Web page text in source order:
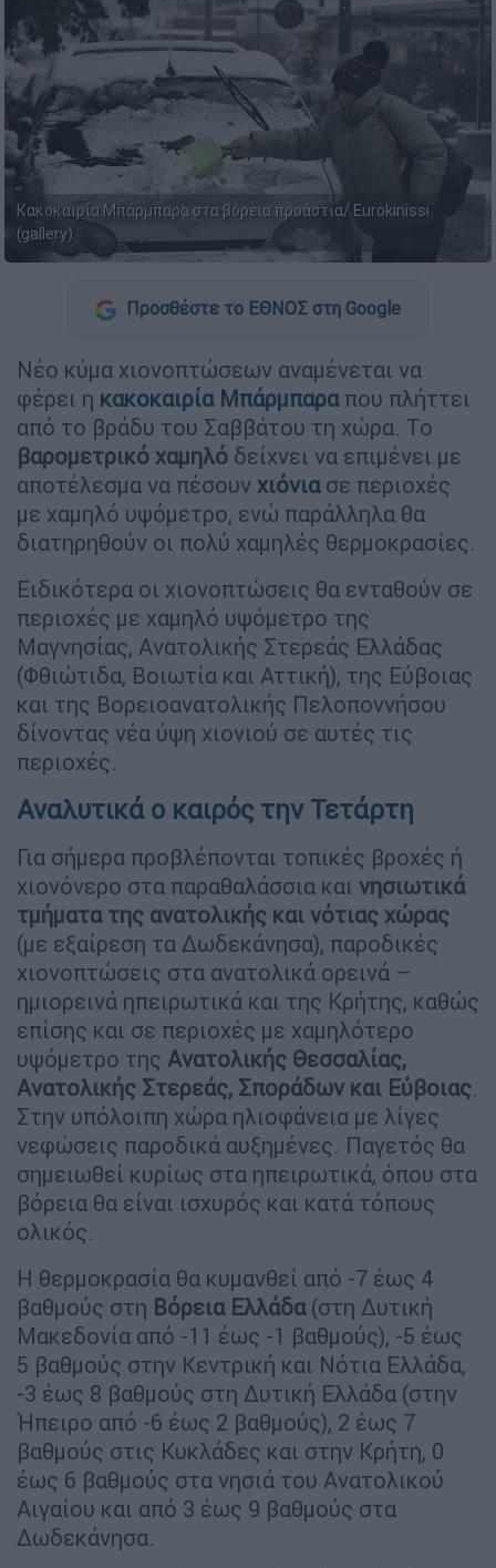
Κακοκαιρία Μπάρμπαρα στα βόρεια προάστια/ Eurokinissi
(gallery)
Προσθέστε το ΕΘΝΟΣ στη Google
Νέο κύμα χιονοπτώσεων αναμένεται να
φέρει η κακοκαιρία Μπάρμπαραπου πλήττει
από το βράδυ του Σαββάτου τη χώρα. Το
βαρομετρικό χαμηλό δείχνει να επιμένει με
αποτέλεσμα να πέσουν χιόνιασε περιοχές
με χαμηλό υψόμετρο, ενώ παράλληλα θα
διατηρηθούν οι πολύ χαμηλές θερμοκρασίες.
Ειδικότερα οι χιονοπτώσεις θα ενταθούν σε
περιοχές με χαμηλό υψόμετρο της
Μαγνησίας, Ανατολικής Στερεάς Ελλάδας
(Φθιώτιδα, Βοιωτία και Αττική), της Εύβοιας
και της Βορειοανατολικής Πελοποννήσου
δίνοντας νέα ύψη χιονιού σε αυτές τις
περιοχές.
Αναλυτικά ο καιρός την Τετάρτη
Για σήμερα προβλέπονται τοπικές βροχές ή
χιονόνερο στα παραθαλάσσια και νησιωτικά
τμήματα της ανατολικής και νότιας χώρας
(με εξαίρεση τα Δωδεκάνησα), παροδικές
χιονοπτώσεις στα ανατολικά ορεινά –
ημιορεινά ηπειρωτικά και της Κρήτης, καθώς
επίσης και σε περιοχές με χαμηλότερο
υψόμετρο της Ανατολικής Θεσσαλίας,
Ανατολικής Στερεάς, Σποράδων και Εύβοιας.
Στην υπόλοιπη χώρα ηλιοφάνεια με λίγες
νεφώσεις παροδικά αυξημένες. Παγετός θα
σημειωθεί κυρίως στα ηπειρωτικά, όπου στα
βόρεια θα είναι ισχυρός και κατά τόπους
ολικός.
Η θερμοκρασία θα κυμανθεί από -7 έως 4
βαθμούς στη Βόρεια Ελλάδα(στη Δυτική
Μακεδονία από -11 έως -1 βαθμούς), -5 έως
5 βαθμούς στην Κεντρική και Νότια Ελλάδα,
-3 έως 8 βαθμούς στη Δυτική Ελλάδα (στην
Ήπειρο από -6 έως 2 βαθμούς), 2 έως 7
βαθμούς στις Κυκλάδες και στην Κρήτη, 0
έως 6 βαθμούς στα νησιά του Ανατολικού
Αιγαίου και από 3 έως 9 βαθμούς στα
Δωδεκάνησα.